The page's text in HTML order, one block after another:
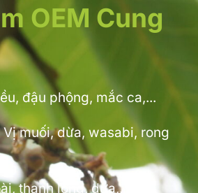
OEM Cung
đậu phộng, mắc ca,...
Vị muối, dừa, wasabi, rong
thanh long, dứa,…